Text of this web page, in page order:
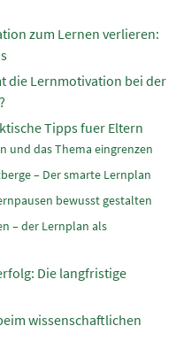
zum Lernen verlieren:
die Lernmotivation bei der
Tipps fuer Eltern
und das Thema eingrenzen
– Der smarte Lernplan
bewusst gestalten
– der Lernplan als
Die langfristige
wissenschaftlichen